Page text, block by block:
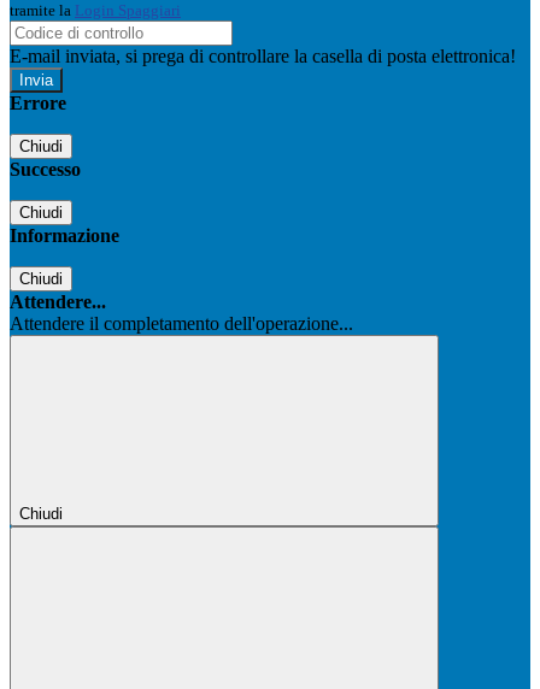
tramite la Login Spaggiari
E-mail inviata, si prega di controllare la casella di posta elettronica!
Errore
Chiudi
Successo
Chiudi
Informazione
Chiudi
Attendere...
Attendere il completamento dell'operazione...
Chiudi